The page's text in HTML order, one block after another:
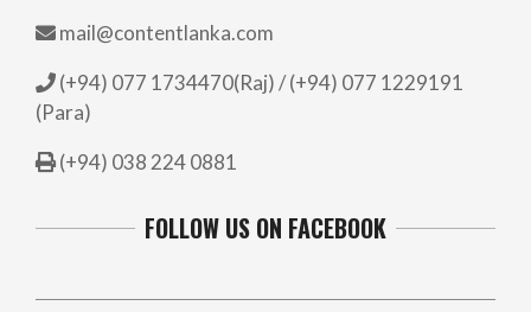
mail@contentlanka.com
(+94) 077 1734470(Raj) / (+94) 077 1229191
(Para)
(+94) 038 224 0881
FOLLOW US ON FACEBOOK